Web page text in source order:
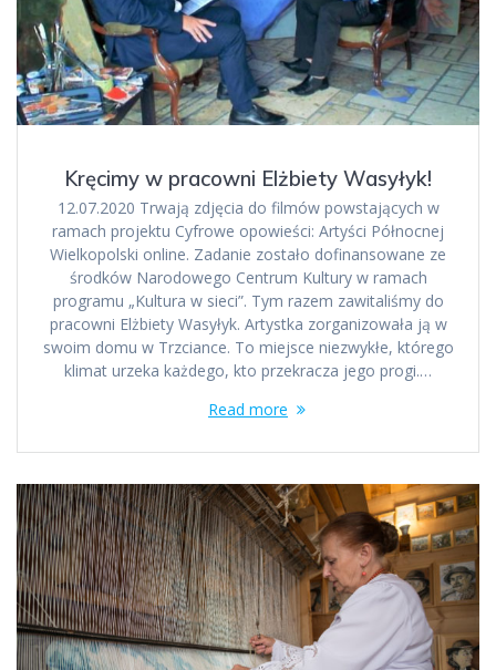
Kręcimy w pracowni Elżbiety Wasyłyk!
12.07.2020 Trwają zdjęcia do filmów powstających w
ramach projektu Cyfrowe opowieści: Artyści Północnej
Wielkopolski online. Zadanie zostało dofinansowane ze
środków Narodowego Centrum Kultury w ramach
programu „Kultura w sieci”. Tym razem zawitaliśmy do
pracowni Elżbiety Wasyłyk. Artystka zorganizowała ją w
swoim domu w Trzciance. To miejsce niezwykłe, którego
klimat urzeka każdego, kto przekracza jego progi.…
Read more